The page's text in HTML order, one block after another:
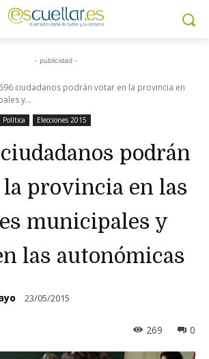
- publicidad -
ciudadanos podrán votar en la provincia en
y...
Política Elecciones 2015
podrán
provincia en las
municipales y
las autonómicas
23/05/2015
0
269